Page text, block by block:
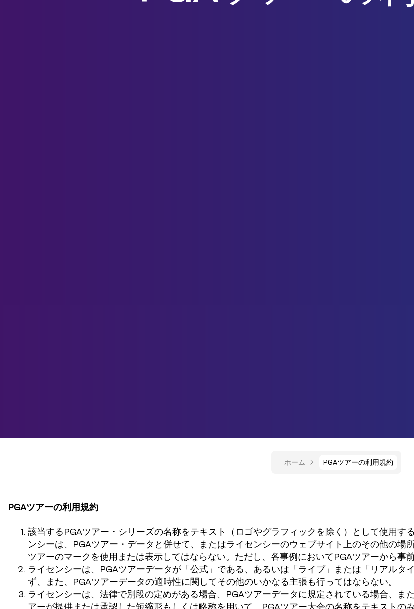
ホーム PGAツアーの利用規約
PGAツアーの利用規約
該当するPGAツアー・シリーズの名称をテキスト（ロゴやグラフィックを除く）として使用
ンシーは、PGAツアー・データと併せて、またはライセンシーのウェブサイト上のその他の
ツアーのマークを使用または表示してはならない。ただし、各事例においてPGAツアーから事
ライセンシーは、PGAツアーデータが「公式」である、あるいは「ライブ」または「リアルタ
ず、また、PGAツアーデータの適時性に関してその他のいかなる主張も行ってはならない。
ライセンシーは、法律で別段の定めがある場合、PGAツアーデータに規定されている場合、ま
アーが提供または承認した短縮形もしくは略称を用いて、PGAツアー大会の名称をテキストの